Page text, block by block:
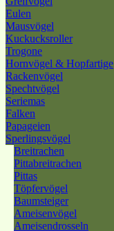
Eulen
Mausvögel
Kuckucksroller
Trogone
Hornvögel & Hopfartige
Rackenvögel
Spechtvögel
Seriemas
Falken
Papageien
Sperlingsvögel
Breitrachen
Pittabreitrachen
Pittas
Töpfervögel
Baumsteiger
Ameisenvögel
Ameisendrosseln